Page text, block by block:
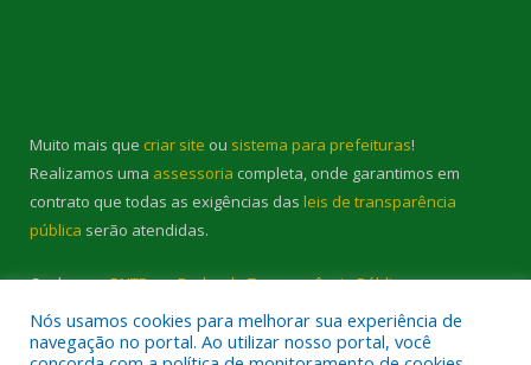
Muito mais que criar site ou sistema para prefeituras!
Realizamos uma assessoria completa, onde garantimos em
contrato que todas as exigências das leis de transparência
pública serão atendidas.
Conheça oPNTPe oRadar da Transparência Pública
Nós usamos cookies para melhorar sua experiência de
navegação no portal. Ao utilizar nosso portal, você